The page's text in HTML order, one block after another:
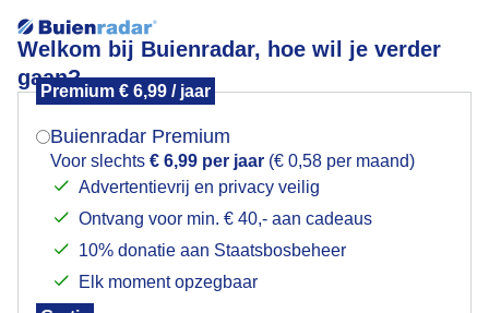
Welkom bij Buienradar, hoe wil je verder
gaan?
Premium € 6,99 / jaar
Buienradar Premium
Voor slechts € 6,99 per jaar (€ 0,58 per maand)
Advertentievrij en privacy veilig
Ontvang voor min. € 40,- aan cadeaus
10% donatie aan Staatsbosbeheer
Elk moment opzegbaar
Donkerewolken
Mogen we je locatie gebruiken voor het
Indien je hier nog geen akkoord op hebt gegeven,
verschijnt er zo een pop-up uit je browser waarin